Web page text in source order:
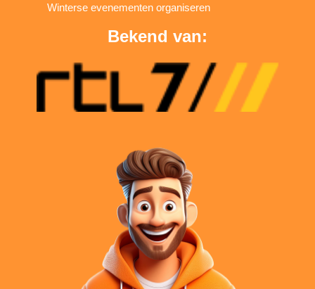
Winterse evenementen organiseren
Bekend van: